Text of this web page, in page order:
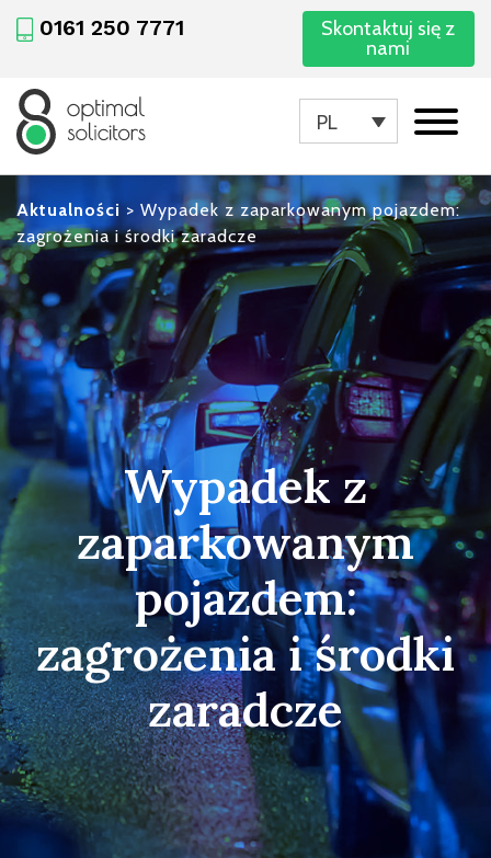
0161 250 7771
Skontaktuj się z
nami
PL
Aktualności > Wypadek z zaparkowanym pojazdem:
zagrożenia i środki zaradcze
Wypadek z
zaparkowanym
pojazdem:
zagrożenia i środki
zaradcze